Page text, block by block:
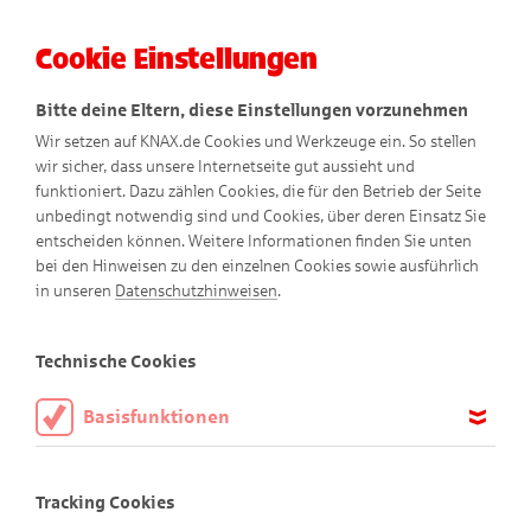
KNAX-Heft-Parade
Titelbildern kannst du sehen, wie sich Figuren und Titelbilder
Cookie Einstellungen
Bitte deine Eltern, diese Einstellungen vorzunehmen
Wir setzen auf KNAX.de Cookies und Werkzeuge ein. So stellen
wir sicher, dass unsere Internetseite gut aussieht und
funktioniert. Dazu zählen Cookies, die für den Betrieb der Seite
unbedingt notwendig sind und Cookies, über deren Einsatz Sie
entscheiden können. Weitere Informationen finden Sie unten
bei den Hinweisen zu den einzelnen Cookies sowie ausführlich
in unseren Datenschutzhinweisen.
Technische Cookies
Basisfunktionen
aktiviert sein.
Tracking Cookies